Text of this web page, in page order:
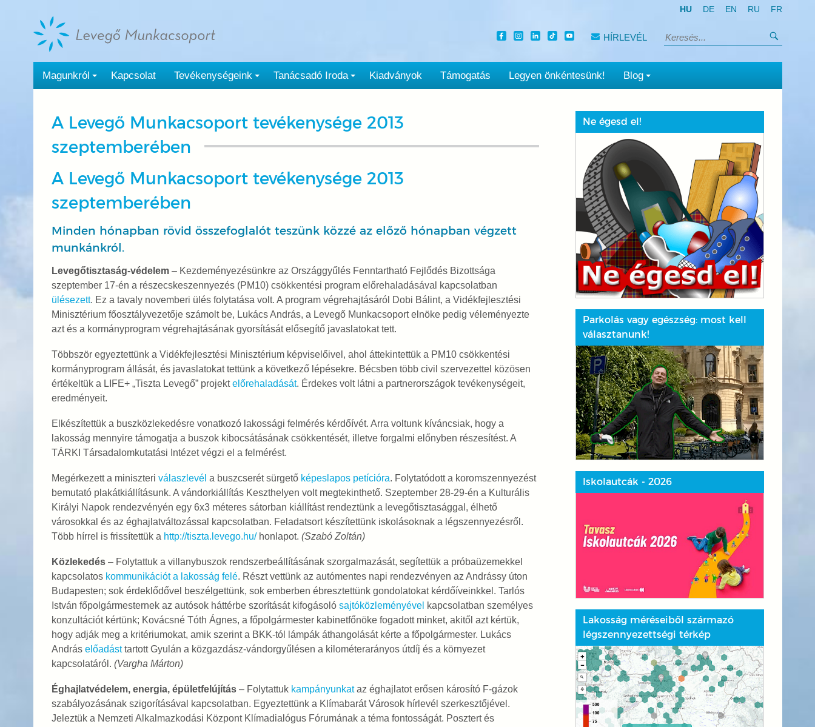
tartalomra
HU DE EN RU FR
HÍRLEVÉL Keresés:
Magunkról Kapcsolat Tevékenységeink Tanácsadó Iroda Kiadványok Támogatás Legyen önkéntesünk! Blog
A Levegő Munkacsoport tevékenysége 2013
szeptemberében
A Levegő Munkacsoport tevékenysége 2013
szeptemberében
Minden hónapban rövid összefoglalót teszünk közzé az előző hónapban végzett
munkánkról.
Levegőtisztaság-védelem– Kezdeményezésünkre az Országgyűlés Fenntartható Fejlődés Bizottsága
szeptember 17-én a részecskeszennyezés (PM10) csökkentési program előrehaladásával kapcsolatban
ülésezett. Ez a tavaly novemberi ülés folytatása volt. A program végrehajtásáról Dobi Bálint, a Vidékfejlesztési
Minisztérium főosztályvezetője számolt be, Lukács András, a Levegő Munkacsoport elnöke pedig véleményezte
azt és a kormányprogram végrehajtásának gyorsítását elősegítő javaslatokat tett.
Többször egyeztettünk a Vidékfejlesztési Minisztérium képviselőivel, ahol áttekintettük a PM10 csökkentési
kormányprogram állását, és javaslatokat tettünk a következő lépésekre. Bécsben több civil szervezettel közösen
értékeltük a LIFE+ „Tiszta Levegő” projektelőrehaladását. Érdekes volt látni a partnerországok tevékenységeit,
eredményeit.
Elkészítettük a buszközlekedésre vonatkozó lakossági felmérés kérdőívét. Arra voltunk kíváncsiak, hogy a
lakosság mennyire támogatja a buszok kibocsátásának csökkentését, illetve forgalmi előnyben részesítést. A
TÁRKI Társadalomkutatási Intézet végzi el a felmérést.
Megérkezett a miniszteri válaszlevél a buszcserét sürgető képeslapos petícióra. Folytatódott a koromszennyezést
bemutató plakátkiállításunk. A vándorkiállítás Keszthelyen volt megtekinthető. Szeptember 28-29-én a Kulturális
Királyi Napok rendezvényén egy 6x3 méteres sátorban kiállítást rendeztünk a levegőtisztasággal, élhető
városokkal és az éghajlatváltozással kapcsolatban. Feladatsort készítettünk iskolásoknak a légszennyezésről.
Több hírrel is frissítettük a http://tiszta.levego.hu/honlapot. (Szabó Zoltán)
Közlekedés– Folytattuk a villanybuszok rendszerbeállításának szorgalmazását, segítettük a próbaüzemekkel
kapcsolatos kommunikációt a lakosság felé. Részt vettünk az autómentes napi rendezvényen az Andrássy úton
Budapesten; sok érdeklődővel beszélgettünk, sok emberben ébresztettünk gondolatokat kérdőíveinkkel. Tarlós
István főpolgármesternek az autósok háttérbe szorítását kifogásoló sajtóközleményével kapcsolatban személyes
konzultációt kértünk; Kovácsné Tóth Ágnes, a főpolgármester kabinetfőnöke fogadott minket, akitől azt kértük,
hogy adják meg a kritériumokat, amik szerint a BKK-tól lámpák áthangolását kérte a főpolgármester. Lukács
András előadásttartott Gyulán a közgazdász-vándorgyűlésen a kilométerarányos útdíj és a környezet
kapcsolatáról. (Vargha Márton)
Éghajlatvédelem, energia, épületfelújítás– Folytattuk kampányunkataz éghajlatot erősen károsító F-gázok
szabályozásának szigorításával kapcsolatban. Egyeztettünk a Klímabarát Városok hírlevél szerkesztőjével.
Jeleztük a Nemzeti Alkalmazkodási Központ Klímadialógus Fórumának a téma fontosságát. Posztert és
Ne égesd el!
Parkolás vagy egészség: most kell
választanunk!
Iskolautcák - 2026
Lakosság méréseiből származó
légszennyezettségi térkép